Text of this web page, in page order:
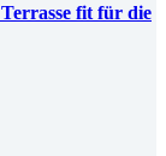
fit für die